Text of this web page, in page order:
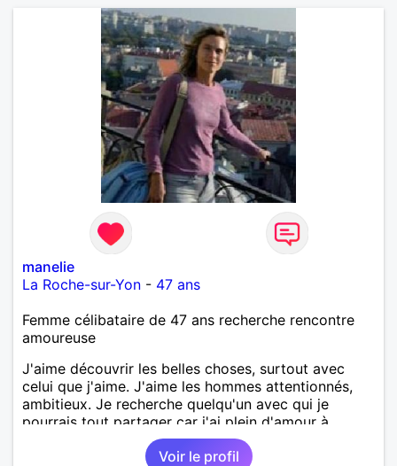
manelie
La Roche-sur-Yon - 47 ans
Femme célibataire de 47 ans recherche rencontre
amoureuse
J'aime découvrir les belles choses, surtout avec
celui que j'aime. J'aime les hommes attentionnés,
ambitieux. Je recherche quelqu'un avec qui je
pourrais tout partager car j'ai plein d'amour à
Voir le profil